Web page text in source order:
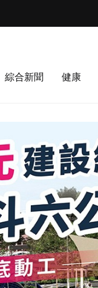
綜合新聞 健康